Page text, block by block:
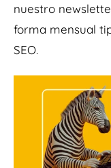
nuestro
forma mensual
SEO.